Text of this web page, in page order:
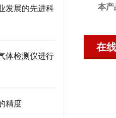
发展的先进科
体检测仪进行
精度
本产
在